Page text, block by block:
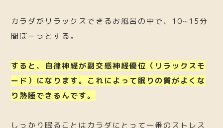
カラダがリラックスできるお風呂の中で、10~15分
間ぼーっとする。
すると、自律神経が副交感神経優位（リラックスモ
ード）になります。これによって眠りの質がよくな
り熟睡できるんです。
しっかり眠ることはカラダにとって一番のストレス